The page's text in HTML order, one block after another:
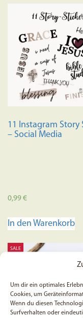
Um dir ein optimales
Cookies, um
Wenn du diesen
Surfverhalten oder
11 Instagram Story
– Social Media
0,99€
In den Warenkorb
SALE